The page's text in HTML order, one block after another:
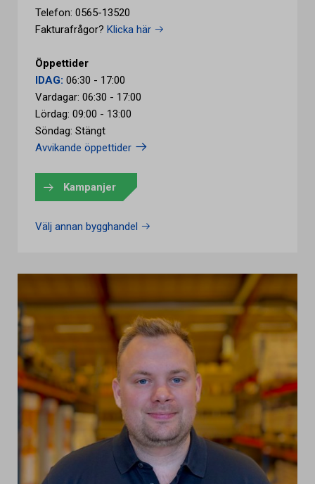
Telefon: 0565-13520
Fakturafrågor? Klicka här
Öppettider
IDAG: 06:30 - 17:00
Vardagar: 06:30 - 17:00
Lördag: 09:00 - 13:00
Söndag: Stängt
Avvikande öppettider
Kampanjer
Välj annan bygghandel